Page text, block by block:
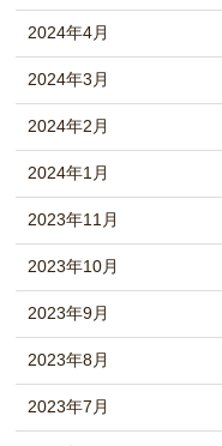
2024年4月
2024年3月
2024年2月
2024年1月
2023年11月
2023年10月
2023年9月
2023年8月
2023年7月